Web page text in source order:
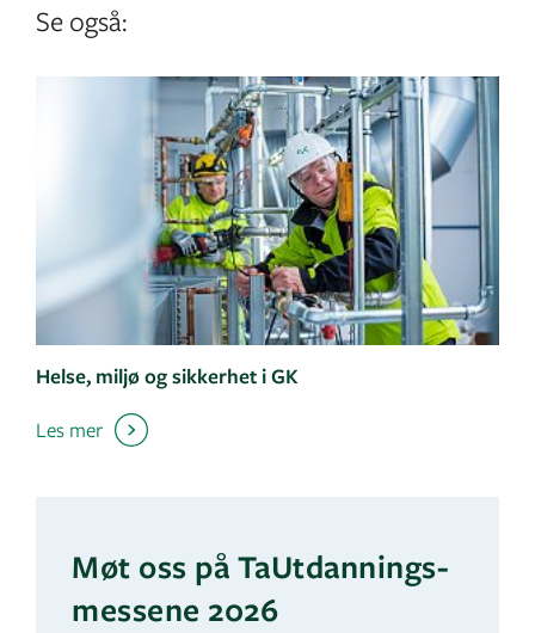
Se også:
Helse, miljø og sikkerhet i GK
Les mer
Møt oss på TaUtdannings-
messene 2026